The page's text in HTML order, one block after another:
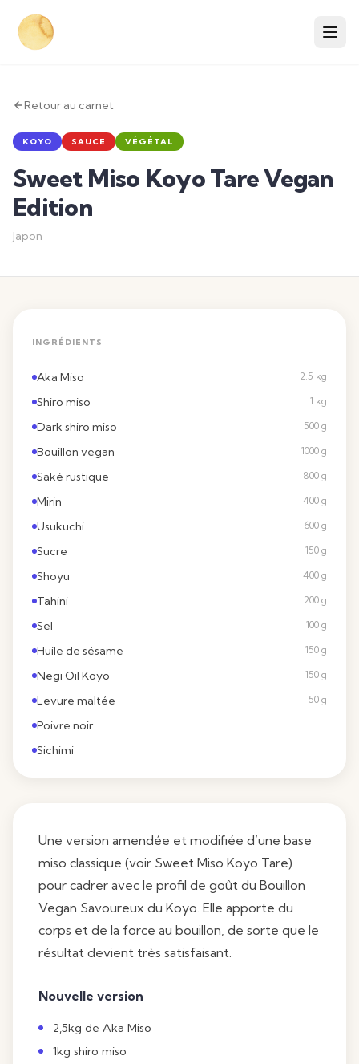
Retour au carnet
KOYO SAUCE VÉGÉTAL
Sweet Miso Koyo Tare Vegan
Edition
Japon
INGRÉDIENTS
Aka Miso 2.5 kg
Shiro miso 1 kg
Dark shiro miso 500 g
Bouillon vegan 1000 g
Saké rustique 800 g
Mirin 400 g
Usukuchi 600 g
Sucre 150 g
Shoyu 400 g
Tahini 200 g
Sel 100 g
Huile de sésame 150 g
Negi Oil Koyo 150 g
Levure maltée 50 g
Poivre noir
Sichimi
Une version amendée et modifiée d’une base
miso classique (voir Sweet Miso Koyo Tare)
pour cadrer avec le profil de goût du Bouillon
Vegan Savoureux du Koyo. Elle apporte du
corps et de la force au bouillon, de sorte que le
résultat devient très satisfaisant.
Nouvelle version
2,5kg de Aka Miso
1kg shiro miso